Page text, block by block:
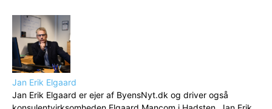
Jan Erik Elgaard
Jan Erik Elgaard er ejer af ByensNyt.dk og driver også